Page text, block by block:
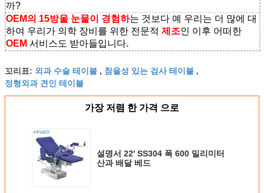
까?
OEM의 15방울 눈물이 경험하는 것보다 예 우리는 더 많에 대
하여 우리가 의학 장비를 위한 전문적 제조인 이후 어떠한
OEM 서비스도 받아들입니다.
꼬리표: 외과 수술 테이블 , 참을성 있는 검사 테이블 ,
정형외과 견인 테이블
가장 저렴 한 가격 으로
설명서 22' SS304 폭 600 밀리미터
산과 배달 베드